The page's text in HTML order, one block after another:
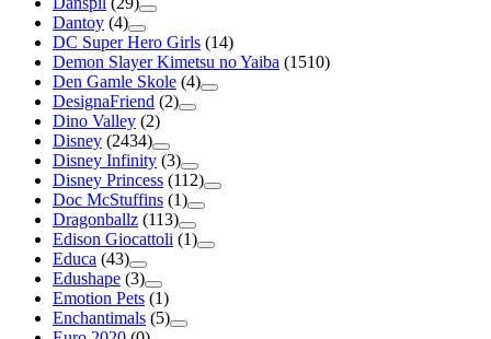
Dantoy (4)
DC Super Hero Girls (14)
Demon Slayer Kimetsu no Yaiba (1510)
Den Gamle Skole (4)
DesignaFriend (2)
Dino Valley (2)
Disney (2434)
Disney Infinity (3)
Disney Princess (112)
Doc McStuffins (1)
Dragonballz (113)
Edison Giocattoli (1)
Educa (43)
Edushape (3)
Emotion Pets (1)
Enchantimals (5)